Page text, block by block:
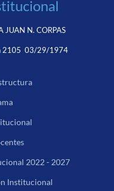
JUAN N. CORPAS
2105 03/29/1974
2022 - 2027
Institucional